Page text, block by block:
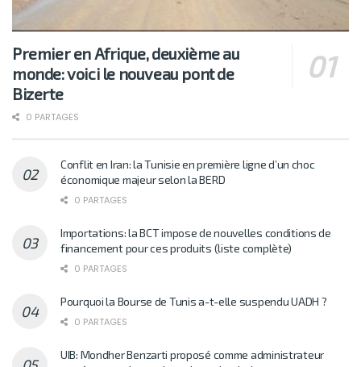
Premier en Afrique, deuxième au
monde: voici le nouveau pont de
Bizerte
0 PARTAGES
Conflit en Iran: la Tunisie en première ligne d’un choc
économique majeur selon la BERD
0 PARTAGES
Importations: la BCT impose de nouvelles conditions de
financement pour ces produits (liste complète)
0 PARTAGES
Pourquoi la Bourse de Tunis a-t-elle suspendu UADH ?
0 PARTAGES
UIB: Mondher Benzarti proposé comme administrateur